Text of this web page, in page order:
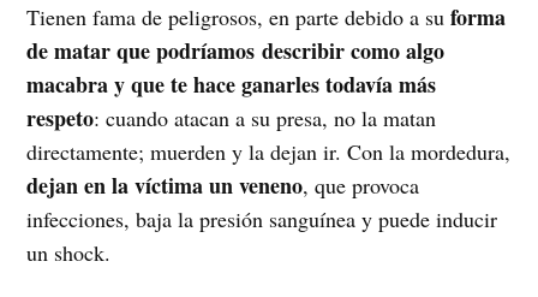
Tienen fama de peligrosos, en parte debido a suforma
de matar que podríamos describir como algo
macabra y que te hace ganarles todavía más
respeto: cuando atacan a su presa, no la matan
directamente; muerden y la dejan ir. Con la mordedura,
dejan en la víctima un veneno, que provoca
infecciones, baja la presión sanguínea y puede inducir
un shock.